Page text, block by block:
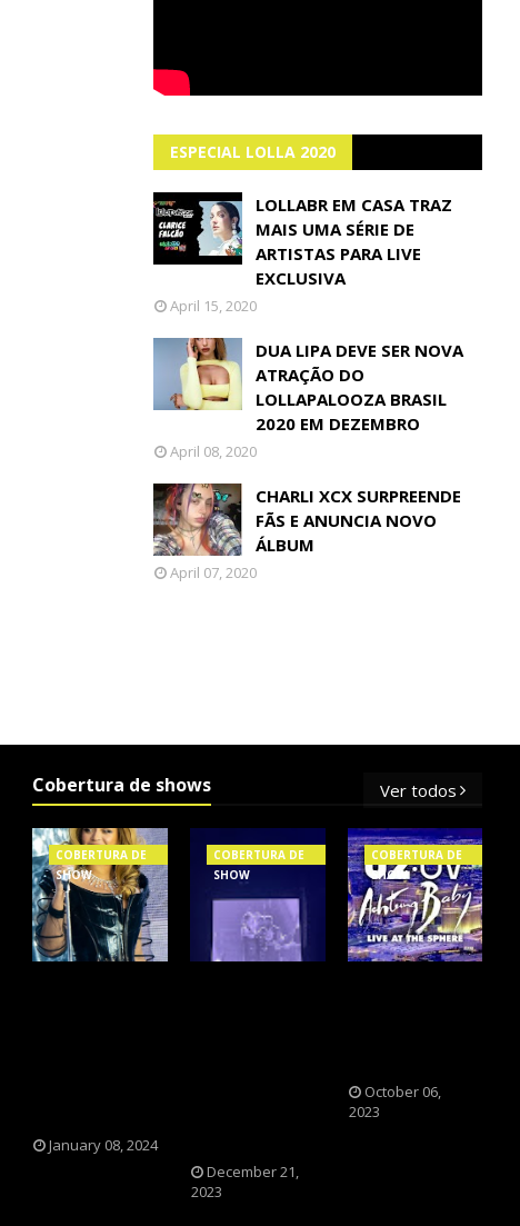
ESPECIAL LOLLA 2020
LOLLABR EM CASA TRAZ
MAIS UMA SÉRIE DE
ARTISTAS PARA LIVE
EXCLUSIVA
April 15, 2020
DUA LIPA DEVE SER NOVA
ATRAÇÃO DO
LOLLAPALOOZA BRASIL
2020 EM DEZEMBRO
April 08, 2020
CHARLI XCX SURPREENDE
FÃS E ANUNCIA NOVO
ÁLBUM
April 07, 2020
Cobertura de shows Ver todos
COBERTURA DE
SHOW
January 08, 2024
COBERTURA DE
SHOW
December 21,
2023
COBERTURA DE
SHOW
October 06,
2023